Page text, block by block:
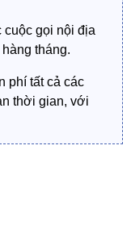
cuộc gọi nội địa
tháng.
phí tất cả các
thời gian, với